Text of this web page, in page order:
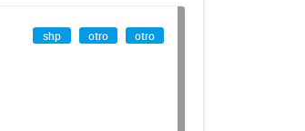
shp otro otro